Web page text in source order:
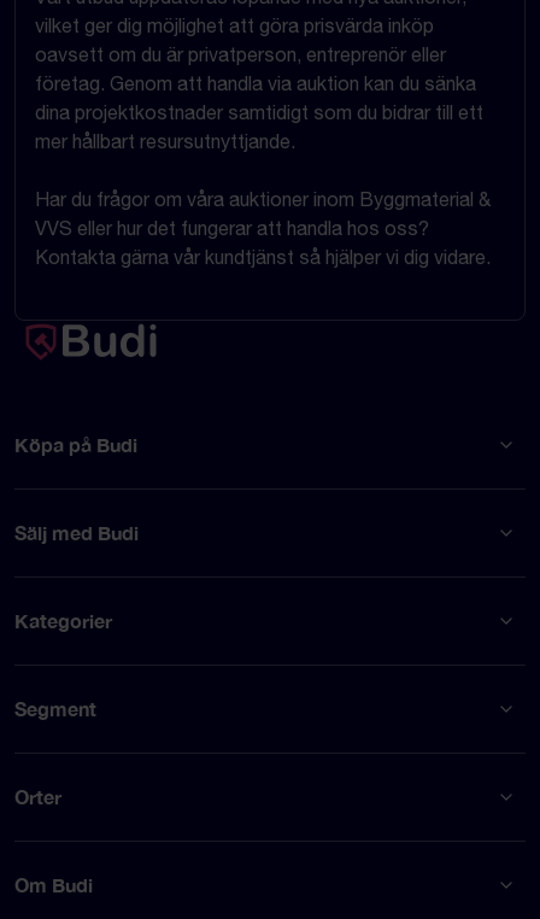
vilket ger dig möjlighet att göra prisvärda inköp
oavsett om du är privatperson, entreprenör eller
företag. Genom att handla via auktion kan du sänka
dina projektkostnader samtidigt som du bidrar till ett
mer hållbart resursutnyttjande.
Har du frågor om våra auktioner inom Byggmaterial &
VVS eller hur det fungerar att handla hos oss?
Kontakta gärna vår kundtjänst så hjälper vi dig vidare.
Köpa på Budi
Sälj med Budi
Kategorier
Segment
Orter
Om Budi